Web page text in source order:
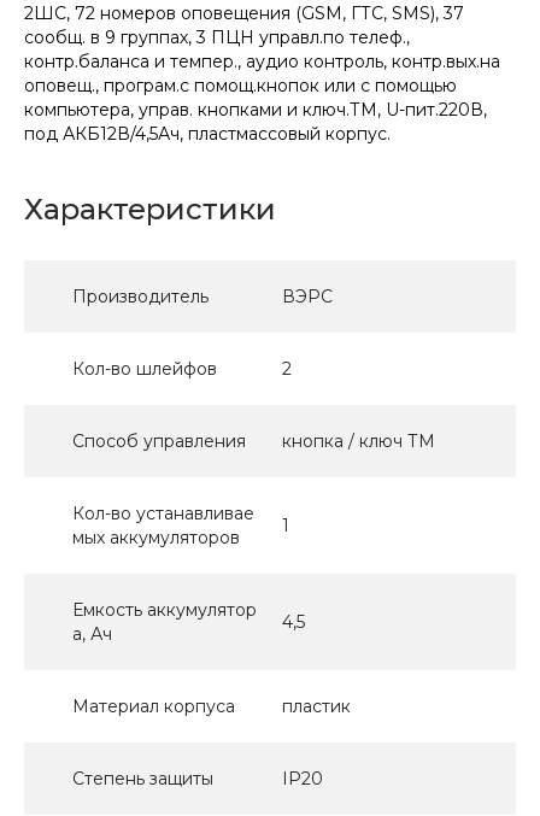
2ШС, 72 номеров оповещения (GSM, ГТС, SMS), 37
сообщ. в 9 группах, 3 ПЦН управл.по телеф.,
контр.баланса и темпер., аудио контроль, контр.вых.на
оповещ., програм.с помощ.кнопок или с помощью
компьютера, управ. кнопками и ключ.ТМ, U-пит.220В,
под АКБ12В/4,5Ач, пластмассовый корпус.
Характеристики
Производитель ВЭРС
Кол-во шлейфов 2
Способ управления кнопка / ключ ТМ
Кол-во устанавливае
мых аккумуляторов
1
Емкость аккумулятор
а, Ач
4,5
Материал корпуса пластик
Степень защиты IP20